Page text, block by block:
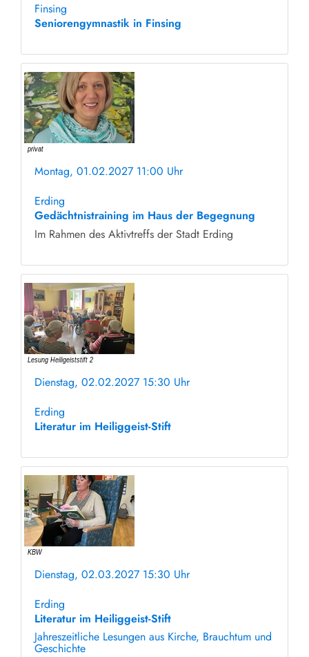
Finsing
Seniorengymnastik in Finsing
Montag, 01.02.2027 11:00 Uhr
Erding
Gedächtnistraining im Haus der Begegnung
Im Rahmen des Aktivtreffs der Stadt Erding
Dienstag, 02.02.2027 15:30 Uhr
Erding
Literatur im Heiliggeist-Stift
Dienstag, 02.03.2027 15:30 Uhr
Erding
Literatur im Heiliggeist-Stift
Jahreszeitliche Lesungen aus Kirche, Brauchtum und
Geschichte